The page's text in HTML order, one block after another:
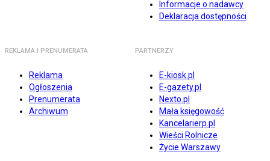
Informacje o nadawcy
Deklaracja dostępności
REKLAMA I PRENUMERATA
Reklama
Ogłoszenia
Prenumerata
Archiwum
PARTNERZY
E-kiosk.pl
E-gazety.pl
Nexto.pl
Mała księgowość
Kancelarierp.pl
Wieści Rolnicze
Życie Warszawy